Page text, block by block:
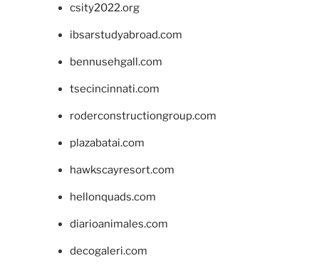
csity2022.org
ibsarstudyabroad.com
bennusehgall.com
tsecincinnati.com
roderconstructiongroup.com
plazabatai.com
hawkscayresort.com
hellonquads.com
diarioanimales.com
decogaleri.com